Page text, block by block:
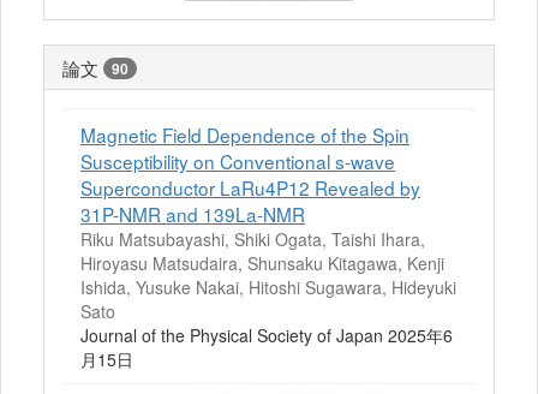
論文 90
Magnetic Field Dependence of the Spin
Susceptibility on Conventional s-wave
Superconductor LaRu4P12 Revealed by
31P-NMR and 139La-NMR
Riku Matsubayashi, Shiki Ogata, Taishi Ihara,
Hiroyasu Matsudaira, Shunsaku Kitagawa, Kenji
Ishida, Yusuke Nakai, Hitoshi Sugawara, Hideyuki
Sato
Journal of the Physical Society of Japan 2025年6
月15日